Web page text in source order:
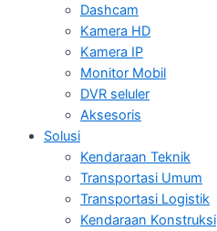
Dashcam
Kamera HD
Kamera IP
Monitor Mobil
DVR seluler
Aksesoris
Solusi
Kendaraan Teknik
Transportasi Umum
Transportasi Logistik
Kendaraan Konstruksi